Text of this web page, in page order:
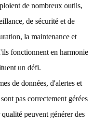
de nombreux outils,
de sécurité et de
la maintenance et
fonctionnent en harmonie
un défi.
de données, d'alertes et
pas correctement gérées
peuvent générer des